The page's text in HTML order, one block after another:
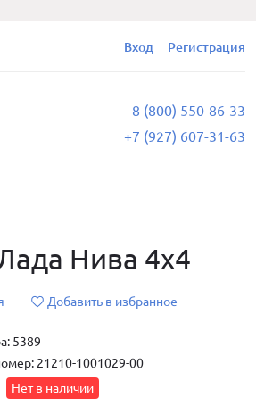
Вход Регистрация
8 (800) 550-86-33
+7 (927) 607-31-63
Нива 4х4
Добавить в избранное
5389
21210-1001029-00
Нет в наличии